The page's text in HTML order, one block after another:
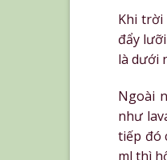
Khi trời
đẩy
là dưới
Ngoài
như
tiếp đó
ml thì